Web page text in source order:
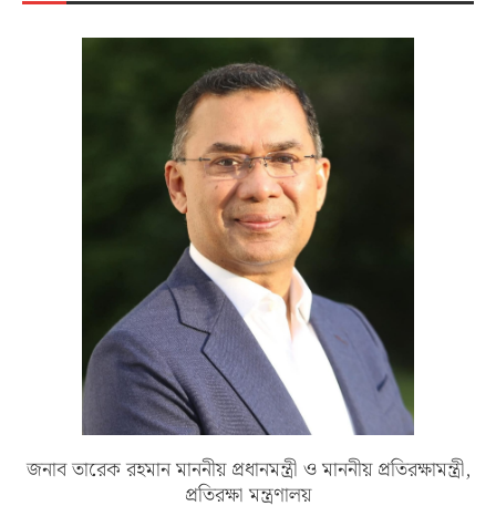
জনাব তারেক রহমান মাননীয় প্রধানমন্ত্রী ও মাননীয় প্রতিরক্ষামন্ত্রী,
প্রতিরক্ষা মন্ত্রণালয়